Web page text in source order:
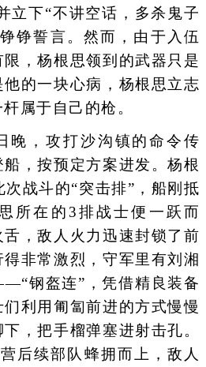
立下“不讲空话，多杀鬼子
铮誓言。然而，由于入伍
，杨根思领到的武器只是
的一块心病，杨根思立志
属于自己的枪。
，攻打沙沟镇的命令传
，按预定方案进发。杨根
战斗的“突击排”，船刚抵
所在的3排战士便一跃而
，敌人火力迅速封锁了前
非常激烈，守军里有刘湘
钢盔连”，凭借精良装备
利用匍匐前进的方式慢慢
，把手榴弹塞进射击孔。
后续部队蜂拥而上，敌人